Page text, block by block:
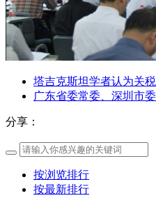
繁
塔吉克斯坦学者认为关
广东省委常委、深圳市
分享：
按浏览排行
按最新排行